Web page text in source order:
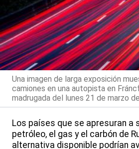
Una imagen de larga exposición
camiones en una autopista en
madrugada del lunes 21 de marzo
Los países que se apresuran a
petróleo, el gas y el carbón de
alternativa disponible podrían